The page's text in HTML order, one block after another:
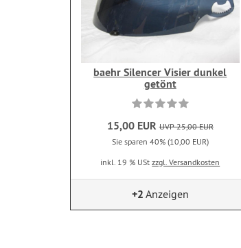
baehr Silencer Visier dunkel
getönt
15,00 EUR UVP 25,00 EUR
Sie sparen 40% (10,00 EUR)
inkl. 19 % UStzzgl. Versandkosten
+2 Anzeigen